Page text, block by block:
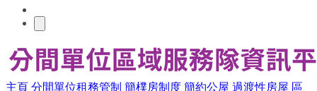
主頁 分間單位租務管制 簡樸房制度 簡約公屋 過渡性房屋 區